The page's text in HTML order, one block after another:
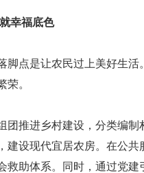
幸福底色
点是让农民过上美好生活
荣。
推进乡村建设，分类编制
建设现代宜居农房。在公
救助体系。同时，通过党